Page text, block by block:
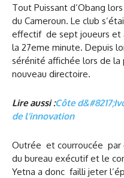
Tout Puissant d’Obang
du Cameroun. Le club
effectif de sept joueurs et
la 27eme minute. Depuis
sérénité affichée lors de la
nouveau directoire.
Lire aussi :Côte
de l’innovation
Outrée et courroucée par
du bureau exécutif et le
Yetna a donc failli jeter